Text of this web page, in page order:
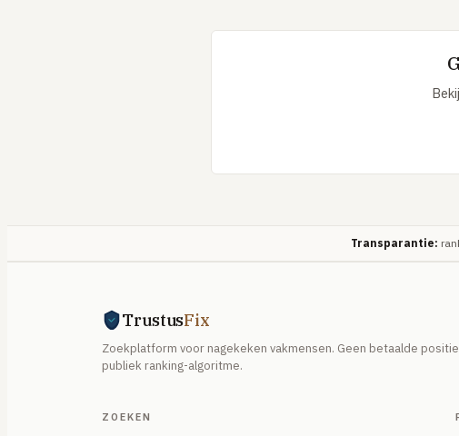
Transparantie:
TrustusFix
Zoekplatform voor nagekeken vakmensen. Geen betaalde
publiek ranking-algoritme.
ZOEKEN